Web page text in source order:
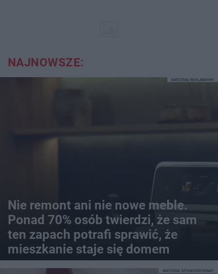
NAJNOWSZE:
Nie remont ani nie nowe meble.
Ponad 70% osób twierdzi, że sam
ten zapach potrafi sprawić, że
mieszkanie staje się domem
MATERIAŁ REKLAMOWY
MATERIAŁ SPONSOROWANY